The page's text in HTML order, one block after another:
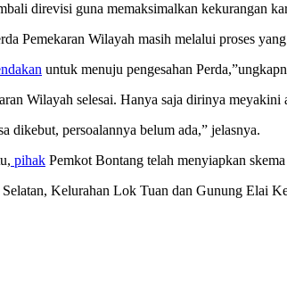
direvisi guna memaksimalkan kekurangan
Pemekaran Wilayah masih melalui proses
untuk menuju pengesahan
Wilayah selesai. Hanya saja dirinya meyakini
dikebut, persoalannya belum ada,” jelasnya.
pihak Pemkot Bontang telah menyiapkan
Kelurahan Lok Tuan dan Gunung Elai